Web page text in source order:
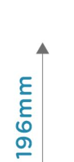
Sfeer van het licht
Geschikt voor
spanning